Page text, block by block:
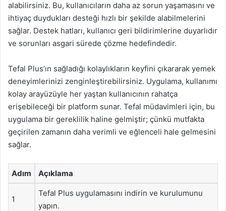
alabilirsiniz. Bu, kullanıcıların daha az sorun yaşamasını ve
ihtiyaç duydukları desteği hızlı bir şekilde alabilmelerini
sağlar. Destek hatları, kullanıcı geri bildirimlerine duyarlıdır
ve sorunları asgari sürede çözme hedefindedir.
Tefal Plus’ın sağladığı kolaylıkların keyfini çıkararak yemek
deneyimlerinizi zenginleştirebilirsiniz. Uygulama, kullanımı
kolay arayüzüyle her yaştan kullanıcının rahatça
erişebileceği bir platform sunar. Tefal müdavimleri için, bu
uygulama bir gereklilik haline gelmiştir; çünkü mutfakta
geçirilen zamanın daha verimli ve eğlenceli hale gelmesini
sağlar.
Adım Açıklama
1
Tefal Plus uygulamasını indirin ve kurulumunu
yapın.